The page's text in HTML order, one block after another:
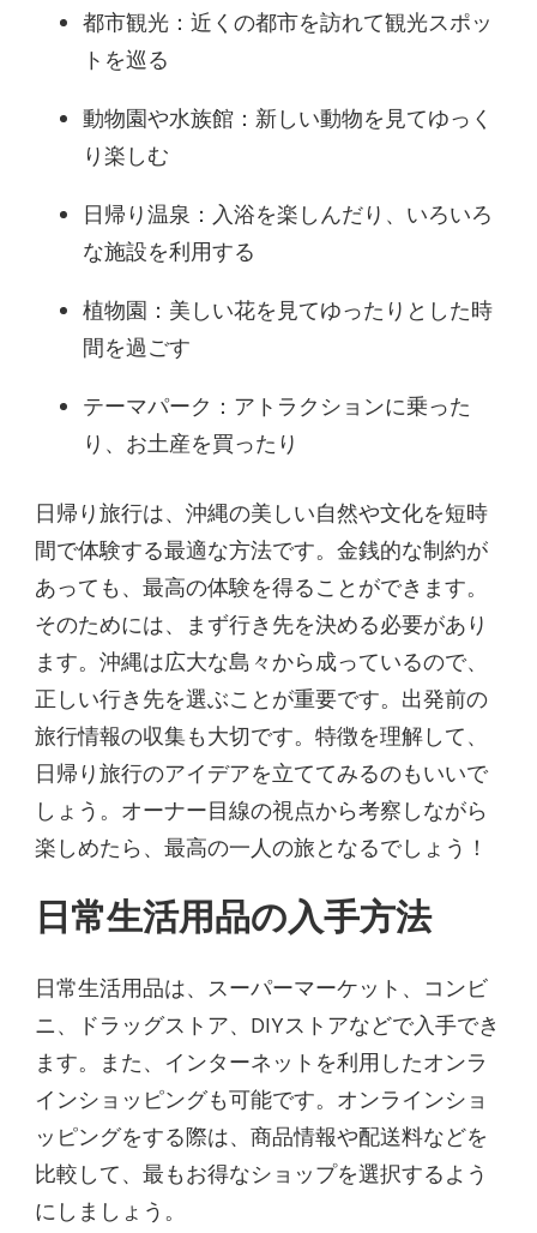
都市観光：近くの都市を訪れて観光スポッ
トを巡る
動物園や水族館：新しい動物を見てゆっく
り楽しむ
日帰り温泉：入浴を楽しんだり、いろいろ
な施設を利用する
植物園：美しい花を見てゆったりとした時
間を過ごす
テーマパーク：アトラクションに乗った
り、お土産を買ったり
日帰り旅行は、沖縄の美しい自然や文化を短時
間で体験する最適な方法です。金銭的な制約が
あっても、最高の体験を得ることができます。
そのためには、まず行き先を決める必要があり
ます。沖縄は広大な島々から成っているので、
正しい行き先を選ぶことが重要です。出発前の
旅行情報の収集も大切です。特徴を理解して、
日帰り旅行のアイデアを立ててみるのもいいで
しょう。オーナー目線の視点から考察しながら
楽しめたら、最高の一人の旅となるでしょう！
日常生活用品の入手方法
日常生活用品は、スーパーマーケット、コンビ
ニ、ドラッグストア、DIYストアなどで入手でき
ます。また、インターネットを利用したオンラ
インショッピングも可能です。オンラインショ
ッピングをする際は、商品情報や配送料などを
比較して、最もお得なショップを選択するよう
にしましょう。